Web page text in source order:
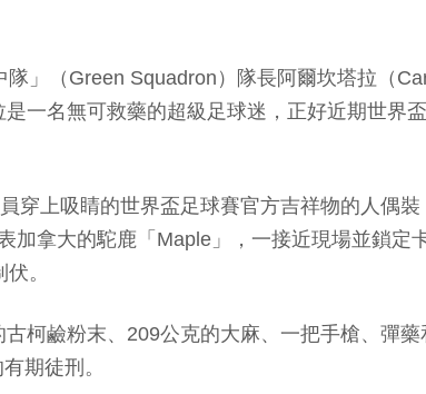
」（Green Squadron）隊長阿爾坎塔拉（
一名無可救藥的超級足球迷，正好近期世界
上吸睛的世界盃足球賽官方吉祥物的人偶
拿大的駝鹿「Maple」，一接近現場並鎖定
。
柯鹼粉末、209公克的大麻、一把手槍、彈
期徒刑。